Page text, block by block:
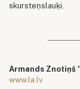
skursteņslauķi.
Armands Znotiņš
www.la.lv